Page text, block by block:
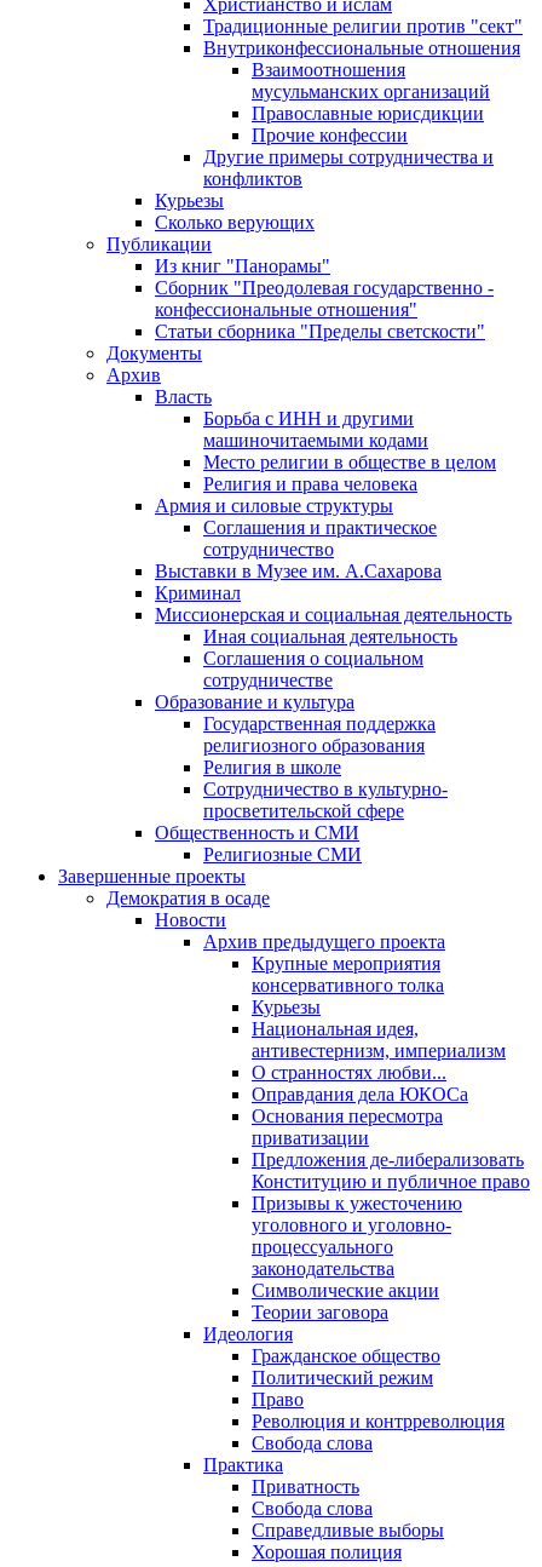
Христианство и ислам
Традиционные религии против "сект"
Внутриконфессиональные отношения
Взаимоотношения
мусульманских организаций
Православные юрисдикции
Прочие конфессии
Другие примеры сотрудничества и
конфликтов
Курьезы
Сколько верующих
Публикации
Из книг "Панорамы"
Сборник "Преодолевая государственно -
конфессиональные отношения"
Статьи сборника "Пределы светскости"
Документы
Архив
Власть
Борьба с ИНН и другими
машиночитаемыми кодами
Место религии в обществе в целом
Религия и права человека
Армия и силовые структуры
Соглашения и практическое
сотрудничество
Выставки в Музее им. А.Сахарова
Криминал
Миссионерская и социальная деятельность
Иная социальная деятельность
Соглашения о социальном
сотрудничестве
Образование и культура
Государственная поддержка
религиозного образования
Религия в школе
Сотрудничество в культурно-
просветительской сфере
Общественность и СМИ
Религиозные СМИ
Завершенные проекты
Демократия в осаде
Новости
Архив предыдущего проекта
Крупные мероприятия
консервативного толка
Курьезы
Национальная идея,
антивестернизм, империализм
О странностях любви...
Оправдания дела ЮКОСа
Основания пересмотра
приватизации
Предложения де-либерализовать
Конституцию и публичное право
Призывы к ужесточению
уголовного и уголовно-
процессуального
законодательства
Символические акции
Теории заговора
Идеология
Гражданское общество
Политический режим
Право
Революция и контрреволюция
Свобода слова
Практика
Приватность
Свобода слова
Справедливые выборы
Хорошая полиция